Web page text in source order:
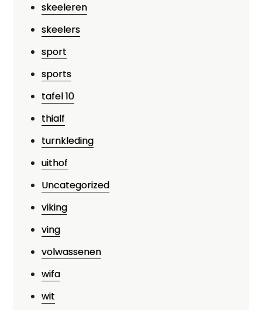
skeeleren
skeelers
sport
sports
tafel 10
thialf
turnkleding
uithof
Uncategorized
viking
ving
volwassenen
wifa
wit